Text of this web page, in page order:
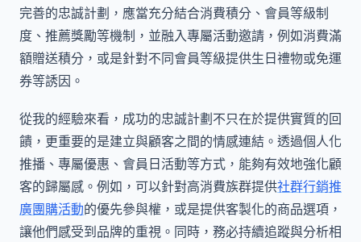
完善的忠誠計劃，應當充分結合消費積分、會員等級制
度、推薦獎勵等機制，並融入專屬活動邀請，例如消費滿
額贈送積分，或是針對不同會員等級提供生日禮物或免運
券等誘因。
從我的經驗來看，成功的忠誠計劃不只在於提供實質的回
饋，更重要的是建立與顧客之間的情感連結。透過個人化
推播、專屬優惠、會員日活動等方式，能夠有效地強化顧
客的歸屬感。例如，可以針對高消費族群提供社群行銷推
廣團購活動的優先參與權，或是提供客製化的商品選項，
讓他們感受到品牌的重視。同時，務必持續追蹤與分析相